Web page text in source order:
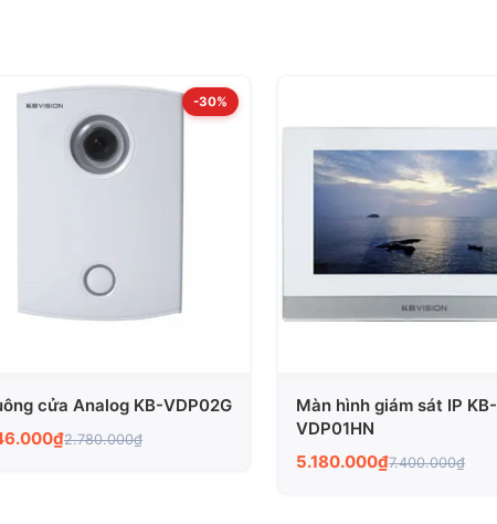
-30%
cửa Analog KB-VDP02G
2.780.000₫
Màn hình giám sát IP KB-
VDP01HN
5.180.000₫7.400.000₫